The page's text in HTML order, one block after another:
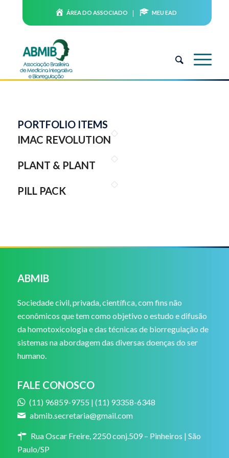
ÁREA DO ASSOCIADO MEU EAD
PORTFOLIO ITEMS
IMAC REVOLUTION
PLANT & PLANT
PILL PACK
ABMIB
Sociedade civil, privada, científica, com fins não
econômicos que tem como objetivo o estudo e difusão
da homotoxicologia e das técnicas de biorregulação de
sistemas na abordagem das diversas doenças do ser
humano.
FALE CONOSCO
(11) 96859-9755 | (11) 93358-6348
abmib.secretaria@gmail.com
Rua Oscar Freire, 2250 conj.509 – Pinheiros | São
Paulo/SP